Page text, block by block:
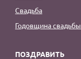
Свадьба
Годовщина свадьбы
ПОЗДРАВИТЬ